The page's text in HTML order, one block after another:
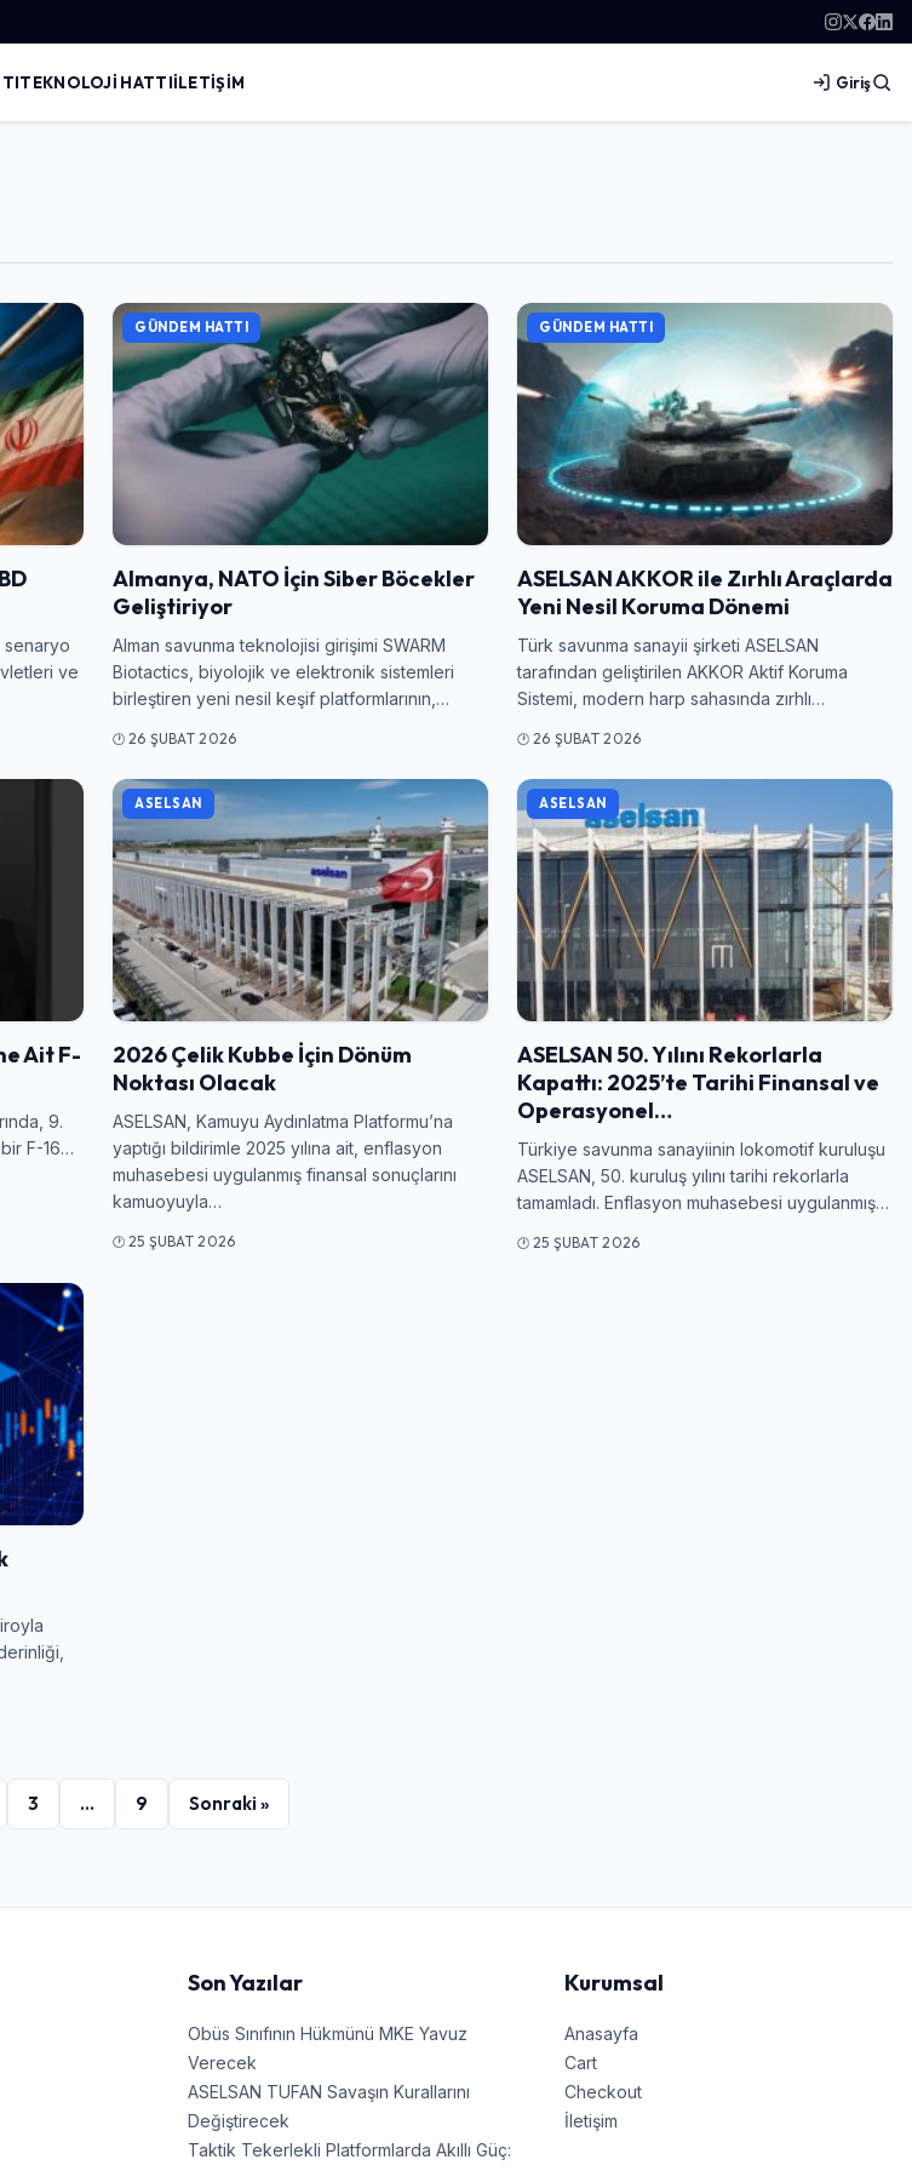
TEKNOLOJI HATTIİLETIŞIM Giriş
senaryo
ve
GÜNDEM HATTI
Almanya, NATO İçin Siber Böcekler
Geliştiriyor
Alman savunma teknolojisi girişimi SWARM
Biotactics, biyolojik ve elektronik sistemleri
birleştiren yeni nesil keşif platformlarının,…
26 ŞUBAT 2026
GÜNDEM HATTI
ASELSAN AKKOR ile Zırhlı Araçlarda
Yeni Nesil Koruma Dönemi
Türk savunma sanayii şirketi ASELSAN
tarafından geliştirilen AKKOR Aktif Koruma
Sistemi, modern harp sahasında zırhlı…
26 ŞUBAT 2026
Ait F-
9.
bir F-16…
ASELSAN
2026 Çelik Kubbe İçin Dönüm
Noktası Olacak
ASELSAN, Kamuyu Aydınlatma Platformu’na
yaptığı bildirimle 2025 yılına ait, enflasyon
muhasebesi uygulanmış finansal sonuçlarını
kamuoyuyla…
25 ŞUBAT 2026
ASELSAN
ASELSAN 50. Yılını Rekorlarla
Kapattı: 2025’te Tarihi Finansal ve
Operasyonel…
Türkiye savunma sanayiinin lokomotif kuruluşu
ASELSAN, 50. kuruluş yılını tarihi rekorlarla
tamamladı. Enflasyon muhasebesi uygulanmış…
25 ŞUBAT 2026
3 … 9 Sonraki »
Son Yazılar
Obüs Sınıfının Hükmünü MKE Yavuz
Verecek
ASELSAN TUFAN Savaşın Kurallarını
Değiştirecek
Taktik Tekerlekli Platformlarda Akıllı Güç:
Kurumsal
Anasayfa
Cart
Checkout
İletişim
E-posta
Giriş Yap